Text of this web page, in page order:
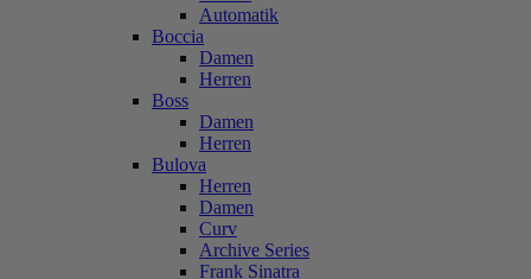
Automatik
Boccia
Damen
Herren
Boss
Damen
Herren
Bulova
Herren
Damen
Curv
Archive Series
Frank Sinatra